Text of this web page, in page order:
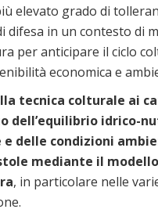
elevato grado di
difesa in un contesto di
per anticipare il ciclo
economica e
tecnica colturale ai
idrico-
e delle condizioni
mediante il
, in particolare nelle